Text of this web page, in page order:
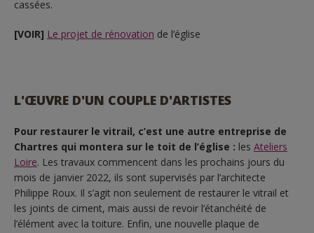
cassées.
[VOIR] Le projet de rénovation de l’église
L'ŒUVRE D'UN COUPLE D'ARTISTES
Pour restaurer le vitrail, c’est une autre entreprise de
Chartres qui montera sur le toit de l’église : les Ateliers
Loire. Les travaux commencent dans les prochains jours du
mois de janvier 2022, ils sont supervisés par l’architecte
Philippe Roux. Il s’agit non seulement de restaurer le vitrail et
les joints de ciment, mais aussi de revoir l’étanchéité de
l’élément avec la toiture. Enfin, une nouvelle plaque de